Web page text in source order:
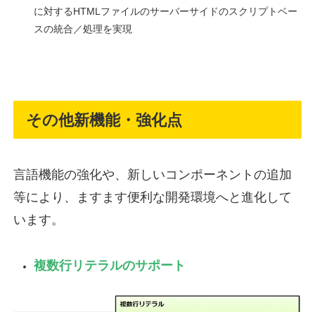
に対するHTMLファイルのサーバーサイドのスクリプトベー
スの統合／処理を実現
その他新機能・強化点
言語機能の強化や、新しいコンポーネントの追加
等により、ますます便利な開発環境へと進化して
います。
複数行リテラルのサポート